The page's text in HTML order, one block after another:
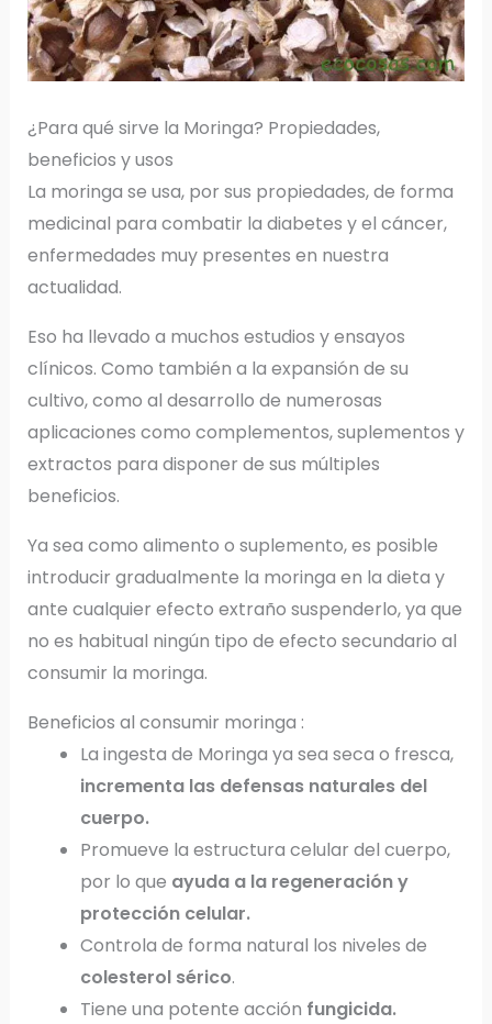
¿Para qué sirve la Moringa? Propiedades,
beneficios y usos
La moringa se usa, por sus propiedades, de forma
medicinal para combatir la diabetes y el cáncer,
enfermedades muy presentes en nuestra
actualidad.
Eso ha llevado a muchos estudios y ensayos
clínicos. Como también a la expansión de su
cultivo, como al desarrollo de numerosas
aplicaciones como complementos, suplementos y
extractos para disponer de sus múltiples
beneficios.
Ya sea como alimento o suplemento, es posible
introducir gradualmente la moringa en la dieta y
ante cualquier efecto extraño suspenderlo, ya que
no es habitual ningún tipo de efecto secundario al
consumir la moringa.
Beneficios al consumir moringa :
La ingesta de Moringa ya sea seca o fresca,
incrementa las defensas naturales del
cuerpo.
Promueve la estructura celular del cuerpo,
por lo que ayuda a la regeneración y
protección celular.
Controla de forma natural los niveles de
colesterol sérico.
Tiene una potente acción fungicida.